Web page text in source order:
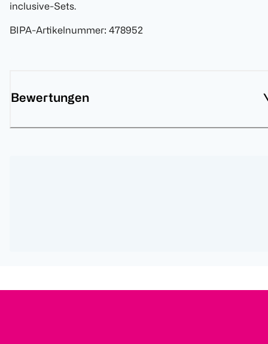
inclusive-Sets.
BIPA-Artikelnummer: 478952
Bewertungen